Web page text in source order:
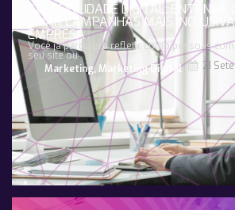
ACESSIBILIDADE DIGITAL: ENTENDA
CRIAR CAMPANHAS MAIS
EMPRESA
Você já parou pra refletir como pessoas
seu site ou
Marketing, Marketing Digital 21